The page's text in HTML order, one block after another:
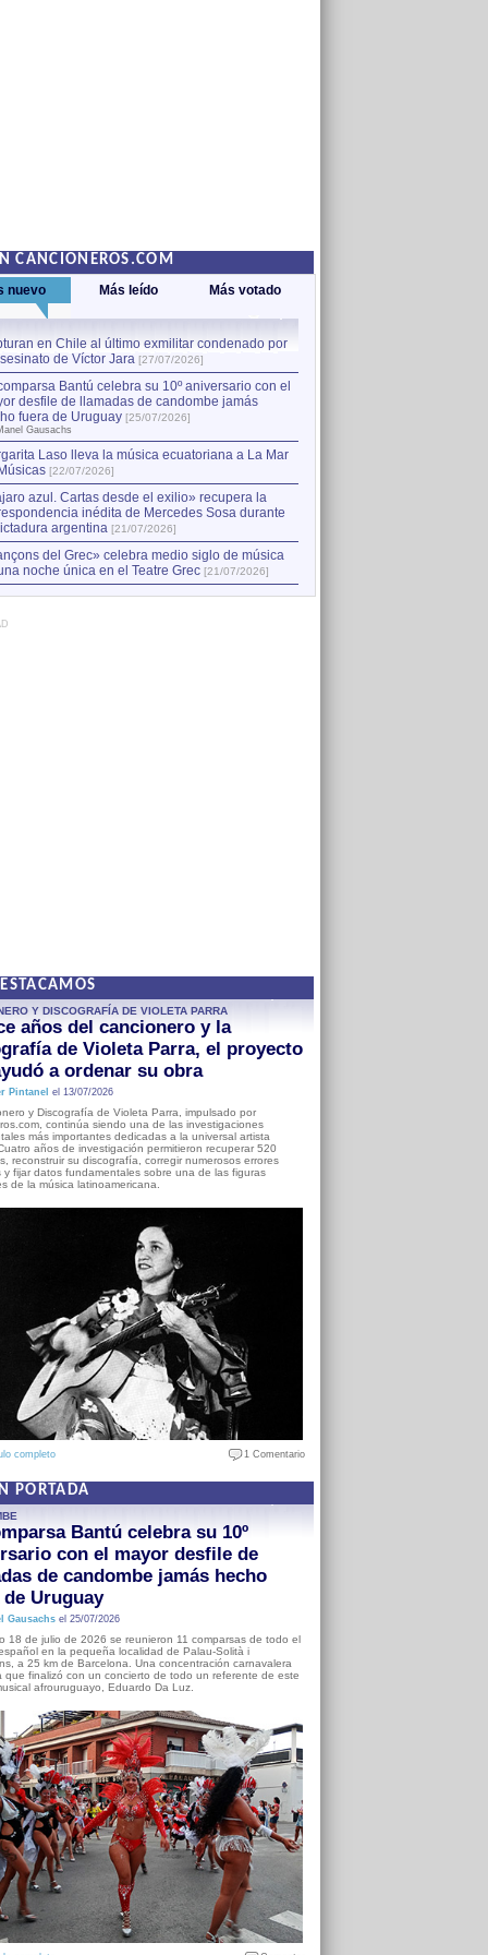
CANCIONEROS.COM
nuevo Más leído Más votado
en Chile al último exmilitar condenado por
de Víctor Jara [27/07/2026]
Bantú celebra su 10º aniversario con el
desfile de llamadas de candombe jamás
fuera de Uruguay [25/07/2026]
Gausachs
Laso lleva la música ecuatoriana a La Mar
[22/07/2026]
azul. Cartas desde el exilio» recupera la
inédita de Mercedes Sosa durante
argentina [21/07/2026]
del Grec» celebra medio siglo de música
noche única en el Teatre Grec [21/07/2026]
Y DISCOGRAFÍA DE VIOLETA PARRA
años del cancionero y la
de Violeta Parra, el proyecto
a ordenar su obra
Pintanel el 13/07/2026
y Discografía de Violeta Parra, impulsado por
continúa siendo una de las investigaciones
más importantes dedicadas a la universal artista
años de investigación permitieron recuperar 520
reconstruir su discografía, corregir numerosos errores
y fijar datos fundamentales sobre una de las figuras
de la música latinoamericana.
completo 1 Comentario
PORTADA
Bantú celebra su 10º
con el mayor desfile de
de candombe jamás hecho
Uruguay
Gausachsel 25/07/2026
18 de julio de 2026 se reunieron 11 comparsas de todo el
en la pequeña localidad de Palau-Solità i
a 25 km de Barcelona. Una concentración carnavalera
que finalizó con un concierto de todo un referente de este
afrouruguayo, Eduardo Da Luz.